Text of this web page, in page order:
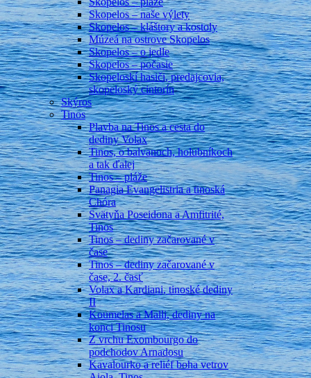
Skopelos – naše výlety
Skopelos – kláštory a kostoly
Múzeá na ostrove Skopelos
Skopelos – o jedle
Skopelos – počasie
Skopeloskí hasiči, predajcovia,
skopeloský cintorín
Skýros
Tinos
Plavba na Tinos a cesta do
dediny Volax
Tinos, o balvanoch, holubníkoch
a tak ďalej
Tinos – pláže
Panagia Evangelistria a tinoská
Chóra
Svätyňa Poseidona a Amfitrité,
Tinos
Tinos – dediny začarované v
čase
Tinos – dediny začarované v
čase, 2. časť
Volax a Kardiani, tinoské dediny
II
Koumelas a Malli, dediny na
konci Tinosu
Z vrchu Exombourgo do
podchodov Arnadosu
Kavalourko a reliéf boha vetrov